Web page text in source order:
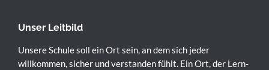
Unser Leitbild
Unsere Schule soll ein Ort sein, an dem sich jeder
willkommen, sicher und verstanden fühlt. Ein Ort, der Lern-